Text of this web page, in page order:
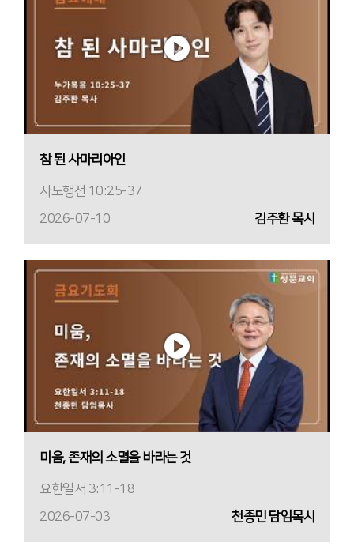
참 된 사마리아인
사도행전 10:25-37
2026-07-10
김주환 목사
미움, 존재의 소멸을 바라는 것
요한일서 3:11-18
2026-07-03
천종민 담임목사